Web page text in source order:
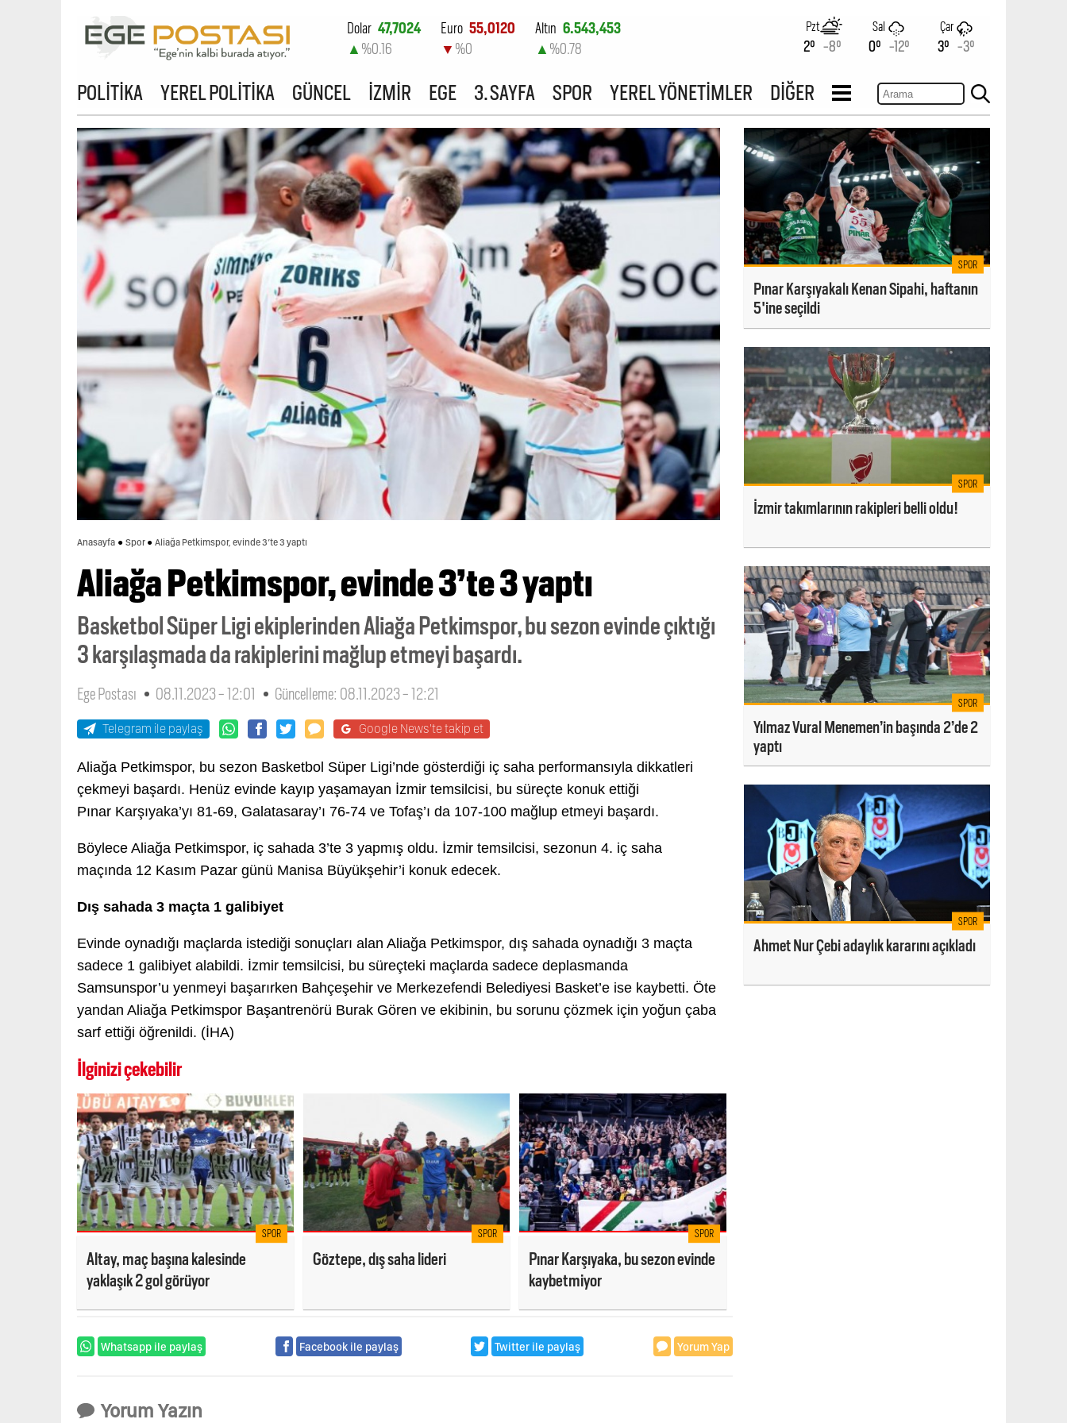
Dolar 47,7024
▲ %0.16
Euro 55,0120
▼ %0
Altın 6.543,453
▲ %0.78
%0
Pzt
2° -8°
Sal
0° -12°
Çar
3° -3°
POLİTİKA YEREL POLİTİKA GÜNCEL İZMİR EGE 3. SAYFA SPOR YEREL YÖNETİMLER DİĞER
Anasayfa Spor Aliağa Petkimspor, evinde 3’te 3 yaptı
Aliağa Petkimspor, evinde 3’te 3 yaptı
Basketbol Süper Ligi ekiplerinden Aliağa Petkimspor, bu sezon evinde çıktığı
3 karşılaşmada da rakiplerini mağlup etmeyi başardı.
Ege Postası 08.11.2023 - 12:01 Güncelleme: 08.11.2023 - 12:21
Telegram ile paylaş Google News'te takip et
Aliağa Petkimspor, bu sezon Basketbol Süper Ligi’nde gösterdiği iç saha performansıyla dikkatleri
çekmeyi başardı. Henüz evinde kayıp yaşamayan İzmir temsilcisi, bu süreçte konuk ettiği
Pınar Karşıyaka’yı 81-69, Galatasaray’ı 76-74 ve Tofaş’ı da 107-100 mağlup etmeyi başardı.
Böylece Aliağa Petkimspor, iç sahada 3’te 3 yapmış oldu. İzmir temsilcisi, sezonun 4. iç saha
maçında 12 Kasım Pazar günü Manisa Büyükşehir’i konuk edecek.
Dış sahada 3 maçta 1 galibiyet
Evinde oynadığı maçlarda istediği sonuçları alan Aliağa Petkimspor, dış sahada oynadığı 3 maçta
sadece 1 galibiyet alabildi. İzmir temsilcisi, bu süreçteki maçlarda sadece deplasmanda
Samsunspor’u yenmeyi başarırken Bahçeşehir ve Merkezefendi Belediyesi Basket’e ise kaybetti. Öte
yandan Aliağa Petkimspor Başantrenörü Burak Gören ve ekibinin, bu sorunu çözmek için yoğun çaba
sarf ettiği öğrenildi. (İHA)
İlginizi çekebilir
SPOR
Altay, maç başına kalesinde
yaklaşık 2 gol görüyor
SPOR
Göztepe, dış saha lideri
SPOR
Pınar Karşıyaka, bu sezon evinde
kaybetmiyor
Whatsapp ile paylaş Facebook ile paylaş Twitter ile paylaş Yorum Yap
Yorum Yazın
SPOR
Pınar Karşıyakalı Kenan Sipahi, haftanın
5'ine seçildi
SPOR
İzmir takımlarının rakipleri belli oldu!
SPOR
Yılmaz Vural Menemen’in başında 2’de 2
yaptı
SPOR
Ahmet Nur Çebi adaylık kararını açıkladı